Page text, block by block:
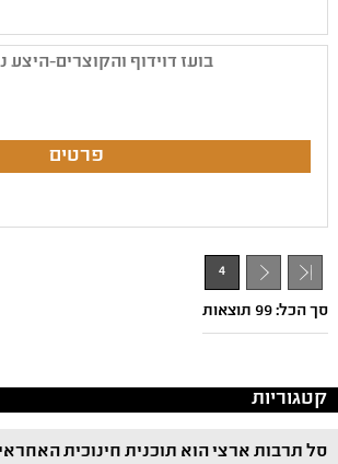
בועז דוידוף והקוצרים-היצע
- 1
4
סך הכל: 99 תוצאות
קטגוריות
סל תרבות ארצי הוא תוכנית חינוכית